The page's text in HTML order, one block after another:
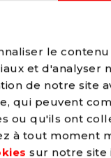
le
et d'analyser
de notre site
qui peuvent
ou qu'ils ont
à tout moment
sur notre site